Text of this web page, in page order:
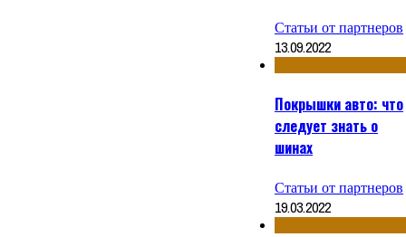
Статьи от партнеров
13.09.2022
Покрышки авто: что
следует знать о
шинах
Статьи от партнеров
19.03.2022